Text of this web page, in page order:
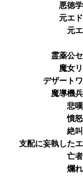
悪徳
元エ
元
霊薬公
魔女
デザート
魔導機
悲
憤
絶
支配に妄執した
亡
爛